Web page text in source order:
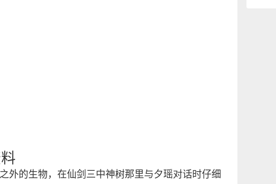
外的生物，在仙剑三中神树那里与夕瑶对话时仔细